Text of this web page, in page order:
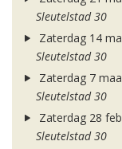
Sleutelstad 30
Zaterdag 14
Sleutelstad 30
Zaterdag 7
Sleutelstad 30
Zaterdag 28
Sleutelstad 30